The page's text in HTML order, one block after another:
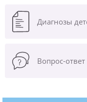
Диагнозы
Вопрос-ответ